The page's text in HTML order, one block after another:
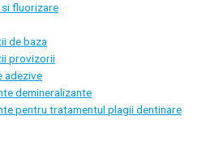
si fluorizare
de baza
provizorii
adezive
demineralizante
pentru tratamentul plagii dentinare